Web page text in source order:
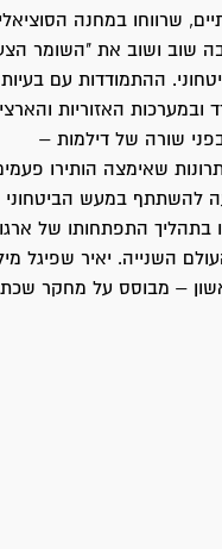
שרווחו במחנה
שוב ושוב את "השומר
ההתמודדות עם בעיות
ובמערכות האזוריות
שורה של דילמות –
שאימצה הותירו
להשתתף במעש הביטחוני
בתהליך התפתחותו של
השנייה. יאיר שפיגל
– מבוסס על מחקר